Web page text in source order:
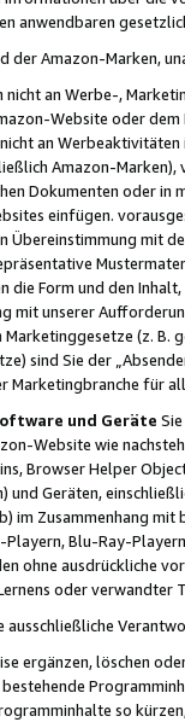
anwendbaren
Amazon-Marken,
nicht an Werbe-,
Website oder
an
Amazon-
Dokumenten oder in
einfügen.
Übereinstimmung mit
die Form und den
mit unserer
(z. B.
sind Sie der
Marketingbranche für
und Geräte
Website wie
Browser Helper
und Geräten,
im Zusammenhang
Blu-Ray-
ohne ausdrückliche
oder
ausschließliche
ergänzen, löschen
so